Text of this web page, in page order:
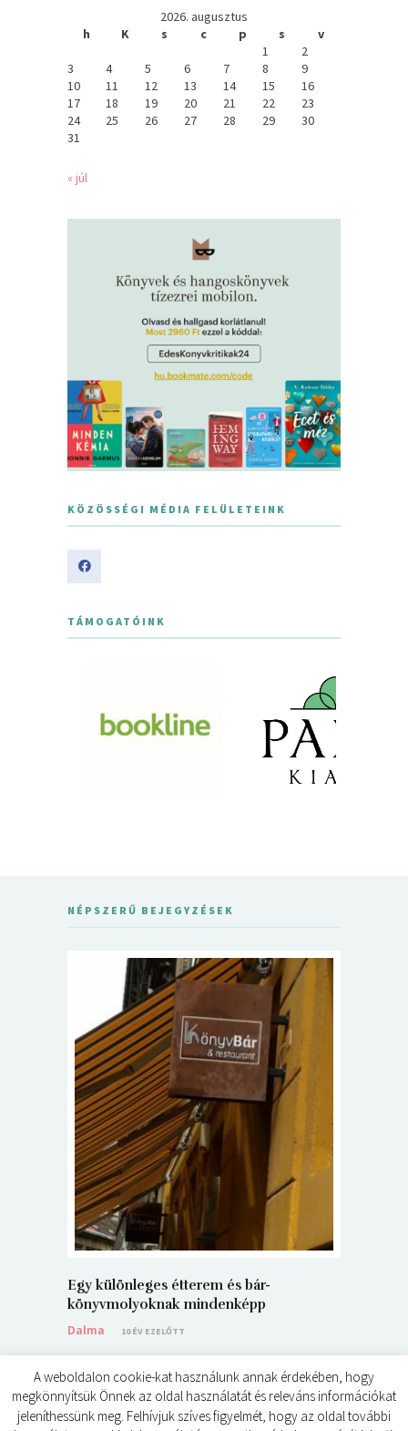
2026. augusztus
h
K s c p s
v
1
2
3
4 5 6 7 8
9
10
11 12 13 14 15
16
17
18 19 20 21 22
23
24
25 26 27 28 29
30
31
« júl
KÖZÖSSÉGI MÉDIA FELÜLETEINK
TÁMOGATÓINK
NÉPSZERŰ BEJEGYZÉSEK
Egy különleges étterem és bár-
könyvmolyoknak mindenképp
Dalma
10 ÉV EZELŐTT
A weboldalon cookie-kat használunk annak érdekében, hogy
megkönnyítsük Önnek az oldal használatát és releváns információkat
jeleníthessünk meg. Felhívjuk szíves figyelmét, hogy az oldal további